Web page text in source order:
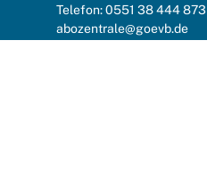
Telefon:0551 38 444 873
abozentrale@goevb.de